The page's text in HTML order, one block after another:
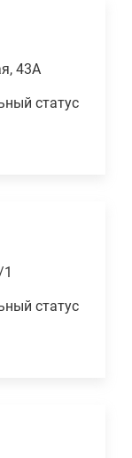
43А
статус
статус